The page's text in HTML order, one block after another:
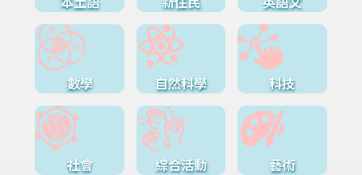
數學 自然科學 科技
社會 綜合活動 藝術